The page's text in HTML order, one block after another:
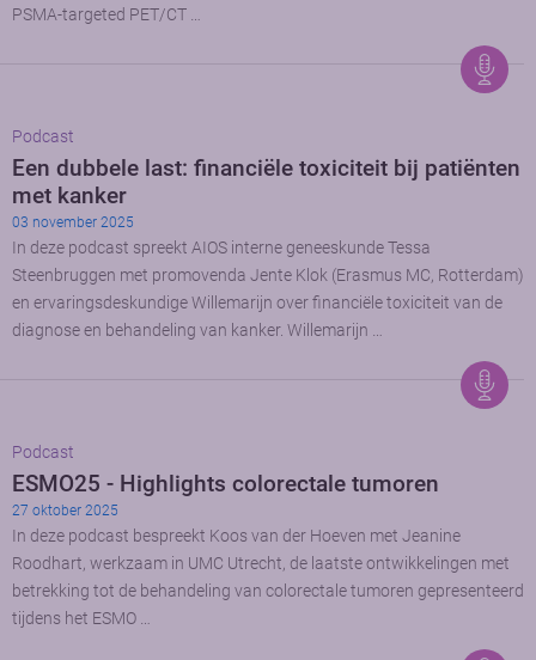
PSMA-targeted PET/CT …
Podcast
Een dubbele last: financiële toxiciteit bij patiënten
met kanker
03 november 2025
In deze podcast spreekt AIOS interne geneeskunde Tessa
Steenbruggen met promovenda Jente Klok (Erasmus MC, Rotterdam)
en ervaringsdeskundige Willemarijn over financiële toxiciteit van de
diagnose en behandeling van kanker. Willemarijn …
Podcast
ESMO25 - Highlights colorectale tumoren
27 oktober 2025
In deze podcast bespreekt Koos van der Hoeven met Jeanine
Roodhart, werkzaam in UMC Utrecht, de laatste ontwikkelingen met
betrekking tot de behandeling van colorectale tumoren gepresenteerd
tijdens het ESMO …